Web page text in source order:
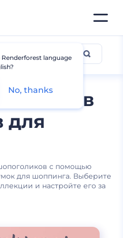
для
с помощью
для шоппинга. Выберите
и настройте его за
language
No, thanks